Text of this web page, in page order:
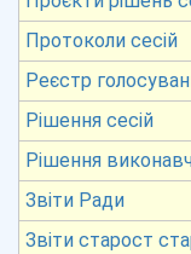
Протоколи сесій
Реєстр
Рішення сесій
Рішення
Звіти Ради
Звіти старост